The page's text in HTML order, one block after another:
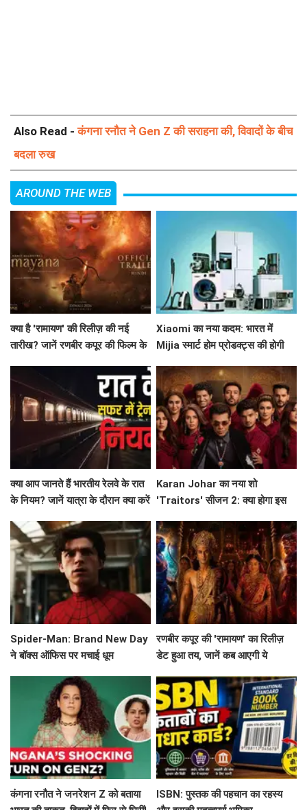
Also Read -कंगना रनौत ने Gen Z की सराहना की, विवादों के बीच
बदला रुख
AROUND THE WEB
क्या है 'रामायण' की रिलीज़ की नई
तारीख? जानें रणबीर कपूर की फिल्म के
Xiaomi का नया कदम: भारत में
Mijia स्मार्ट होम प्रोडक्ट्स की होगी
क्या आप जानते हैं भारतीय रेलवे के रात
के नियम? जानें यात्रा के दौरान क्या करें
Karan Johar का नया शो
'Traitors' सीजन 2: क्या होगा इस
Spider-Man: Brand New Day
ने बॉक्स ऑफिस पर मचाई धूम
रणबीर कपूर की 'रामायण' का रिलीज़
डेट हुआ तय, जानें कब आएगी ये
कंगना रनौत ने जनरेशन Z को बताया
ISBN: पुस्तक की पहचान का रहस्य